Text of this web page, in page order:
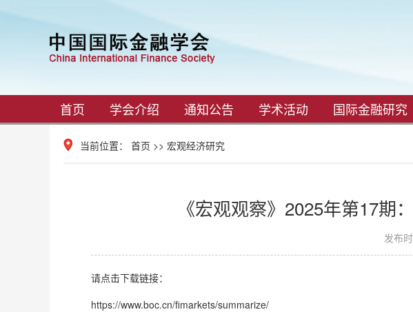
首页 学会介绍 通知公告 学术活动 国际金融研究
当前位置： 首页 >> 宏观经济研究
《宏观观察》2025年第17
发布
请点击下载链接：
https://www.boc.cn/fimarkets/summarize/